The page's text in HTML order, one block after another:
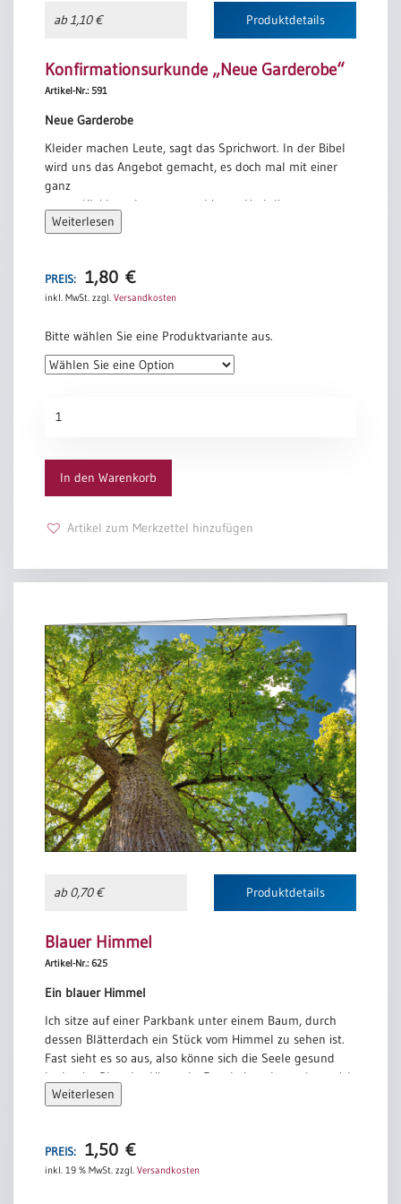
ab 1,10 € Produktdetails
Konfirmationsurkunde „Neue Garderobe“
Artikel-Nr.: 591
Neue Garderobe
Kleider machen Leute, sagt das Sprichwort. In der Bibel
wird uns das Angebot gemacht, es doch mal mit einer
ganz
neuen Kleiderordnung zu probieren. Und die
Kleidungsstücke
Sanftmut, Geduld.
Solche Kleidungsstücke gibt es in keiner Boutique zu
Aber sie wären eine absolute Bereicherung meiner
Garderobe.
Weiterlesen
PREIS: 1,80 €
inkl. MwSt. zzgl. Versandkosten
Bitte wählen Sie eine Produktvariante aus.
„Neue
Menge
In den Warenkorb
Artikel zum Merkzettel hinzufügen
ab 0,70 € Produktdetails
Blauer Himmel
Artikel-Nr.: 625
Ein blauer Himmel
Ich sitze auf einer Parkbank unter einem Baum, durch
dessen Blätterdach ein Stück vom Himmel zu sehen ist.
Fast sieht es so aus, also könne sich die Seele gesund
baden im Blau des Himmels. Es scheint, als machten sich
gerade alle aufgeschobenen Wünsche fest an der Farbe
das himmlische Blau! Vielleicht ahnst du irgendwann,
dass im „stillen Glanz der heiligen Bläue“* ein Abglanz
Weiterlesen
PREIS: 1,50 €
inkl. 19 % MwSt. zzgl. Versandkosten